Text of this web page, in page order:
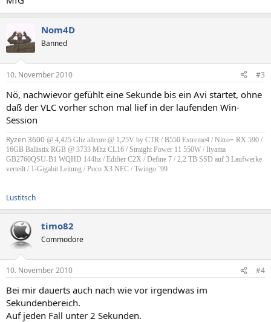
Nom4D
Banned
10. November 2010 #3
Nö, nachwievor gefühlt eine Sekunde bis ein Avi startet, ohne
daß der VLC vorher schon mal lief in der laufenden Win-
Session
Ryzen 3600 @ 4,425 Ghz allcore @ 1,25V by CTR / B550 Extreme4 / Nitro+ RX 590 /
16GB Ballistix RGB @ 3733 Mhz CL16 / Straight Power 11 550W / Iiyama
GB2760QSU-B1 WQHD 144hz / Edifier C2X / Define 7 / 2,2 TB SSD auf 3 Laufwerke
verteilt / 1-Gigabit Leitung / Poco X3 NFC / Twingo ´99
Lustitsch
timo82
Commodore
10. November 2010 #4
Bei mir dauerts auch nach wie vor irgendwas im
Sekundenbereich.
Auf jeden Fall unter 2 Sekunden.